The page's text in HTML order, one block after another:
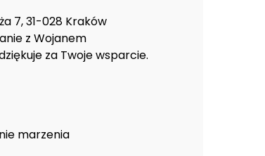
7, 31-028 Kraków
z Wojanem
za Twoje wsparcie.
marzenia